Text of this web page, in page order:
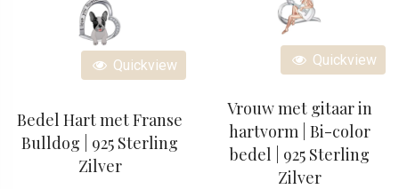
Quickview
Bedel Hart met Franse
Bulldog | 925 Sterling
Zilver
Quickview
Vrouw met gitaar in
hartvorm | Bi-color
bedel | 925 Sterling
Zilver